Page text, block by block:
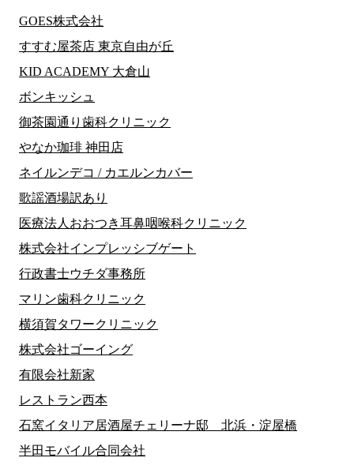
GOES株式会社
すすむ屋茶店 東京自由が丘
KID ACADEMY 大倉山
ボンキッシュ
御茶園通り歯科クリニック
やなか珈琲 神田店
ネイルンデコ / カエルンカバー
歌謡酒場訳あり
医療法人おおつき耳鼻咽喉科クリニック
株式会社インプレッシブゲート
行政書士ウチダ事務所
マリン歯科クリニック
横須賀タワークリニック
株式会社ゴーイング
有限会社新家
レストラン西本
石窯イタリア居酒屋チェリーナ邸 北浜・淀屋橋
半田モバイル合同会社